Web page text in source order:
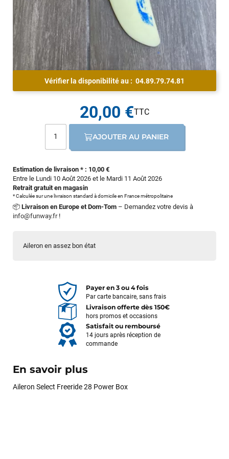
Aileron en assez bon état
Vérifier la disponibilité au : 04.89.79.74.81
Estimation de livraison * : 10,00 €
Entre le Lundi 10 Août 2026 et le Mardi 11 Août 2026
Retrait gratuit en magasin
* Calculée sur une livraison standard à domicile en France métropolitaine
📦 Livraison en Europe et Dom-Tom – Demandez votre devis à
info@funway.fr!
20,00 €
AJOUTER AU PANIER
Payer en 3 ou 4 fois
Par carte bancaire, sans frais
Livraison offerte dès 150€
hors promos et occasions
Satisfait ou remboursé
14 jours après réception de
commande
En savoir plus
Aileron Select Freeride 28 Power Box